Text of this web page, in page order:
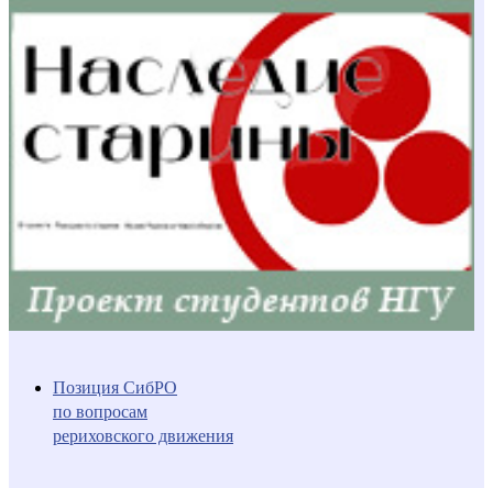
Позиция СибРО
по вопросам
рериховского движения